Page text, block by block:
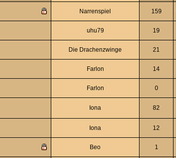
Narrenspiel 159
uhu79 19
Die Drachenzwinge 21
Farlon 14
Farlon 0
Iona 82
Iona 12
Beo 1